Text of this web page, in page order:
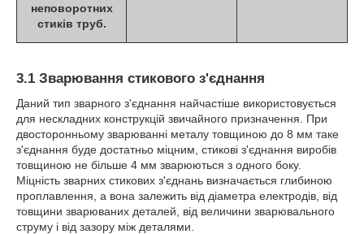
неповоротних
стиків труб.
3.1 Зварювання стикового з'єднання
Даний тип зварного з'єднання найчастіше використовується
для нескладних конструкцій звичайного призначення. При
двосторонньому зварюванні металу товщиною до 8 мм таке
з'єднання буде достатньо міцним, стикові з'єднання виробів
товщиною не більше 4 мм зварюються з одного боку.
Міцність зварних стикових з'єднань визначається глибиною
проплавлення, а вона залежить від діаметра електродів, від
товщини зварюваних деталей, від величини зварювального
струму і від зазору між деталями.